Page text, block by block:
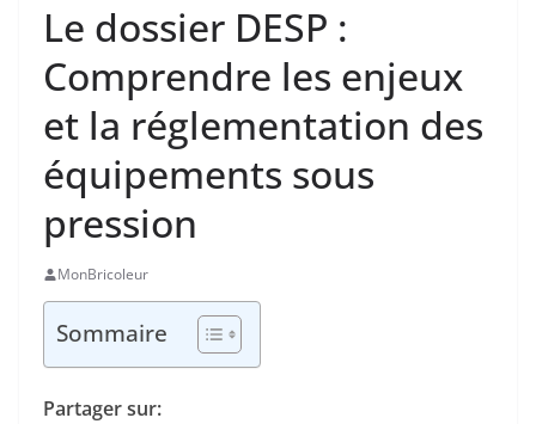
Le dossier DESP :
Comprendre les enjeux
et la réglementation des
équipements sous
pression
MonBricoleur
Sommaire
Partager sur: